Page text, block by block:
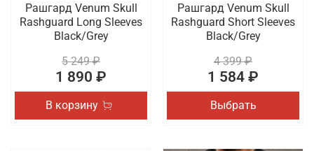
Рашгард Venum Skull
Rashguard Long Sleeves
Black/Grey
5 249 ₽
1 890 ₽
В корзину
Рашгард Venum Skull
Rashguard Short Sleeves
Black/Grey
4 399 ₽
1 584 ₽
Выбрать